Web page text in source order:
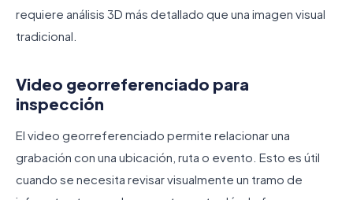
requiere análisis 3D más detallado que una imagen visual
tradicional.
Video georreferenciado para
inspección
El video georreferenciado permite relacionar una
grabación con una ubicación, ruta o evento. Esto es útil
cuando se necesita revisar visualmente un tramo de